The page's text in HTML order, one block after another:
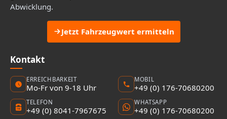
Abwicklung.
Jetzt Fahrzeugwert ermitteln
Kontakt
ERREICHBARKEIT
Mo-Fr von 9-18 Uhr
MOBIL
+49 (0) 176-70680200
TELEFON
+49 (0) 8041-7967675
WHATSAPP
+49 (0) 176-70680200